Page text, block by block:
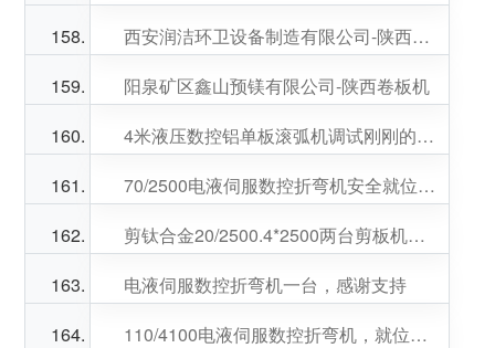
西安润洁环卫设备制造有限公司-陕西撕碎机
阳泉矿区鑫山预镁有限公司-陕西卷板机
4米液压数控铝单板滚弧机调试刚刚的，周总生意兴隆
70/2500电液伺服数控折弯机安全就位，宋总生意兴隆！
剪钛合金20/2500.4*2500两台剪板机调试培训结束,感谢宝鸡苟总信任。
电液伺服数控折弯机一台，感谢支持
110/4100电液伺服数控折弯机，就位调试完成，客户非常满意。李总生意兴隆